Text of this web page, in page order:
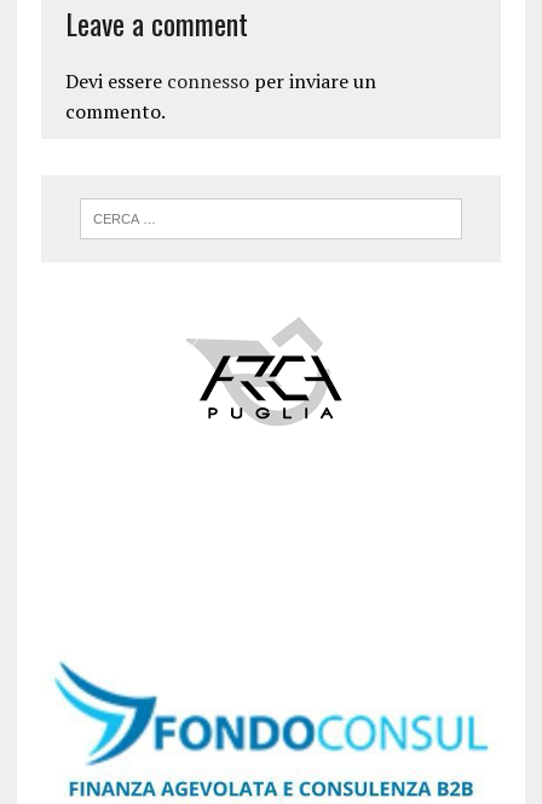
Leave a comment
Devi essere connessoper inviare un
commento.